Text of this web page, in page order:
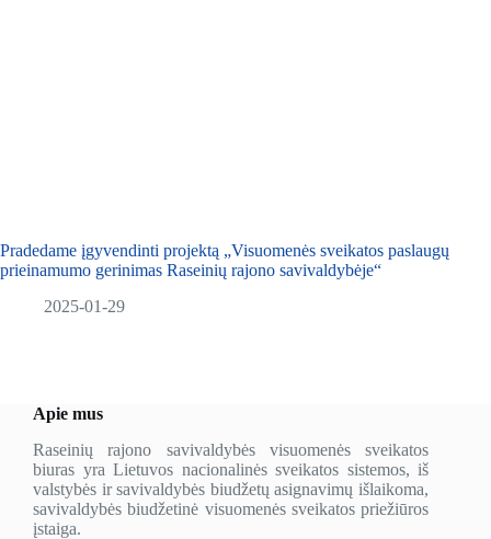
Pradedame įgyvendinti projektą „Visuomenės sveikatos paslaugų
prieinamumo gerinimas Raseinių rajono savivaldybėje“
2025-01-29
Apie mus
Raseinių rajono savivaldybės visuomenės sveikatos
biuras yra Lietuvos nacionalinės sveikatos sistemos, iš
valstybės ir savivaldybės biudžetų asignavimų išlaikoma,
savivaldybės biudžetinė visuomenės sveikatos priežiūros
įstaiga.